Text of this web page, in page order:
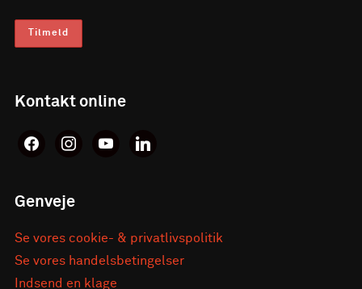
Kontakt online
facebookinstagramyoutubelinkedin
Genveje
Se vores cookie- & privatlivspolitik
Se vores handelsbetingelser
Indsend en klage